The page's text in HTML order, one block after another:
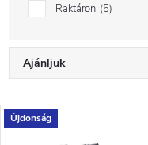
Raktáron 5
T
e
Ajánljuk
Legdrágább
T
Újdonság